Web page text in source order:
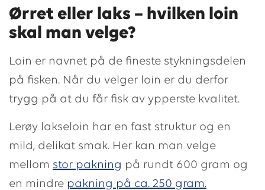
Ørret eller laks – hvilken loin
skal man velge?
Loin er navnet på de fineste stykningsdelen
på fisken. Når du velger loin er du derfor
trygg på at du får fisk av ypperste kvalitet.
Lerøy lakseloin har en fast struktur og en
mild, delikat smak. Her kan man velge
mellom stor pakning på rundt 600 gram og
en mindre pakning på ca. 250 gram.